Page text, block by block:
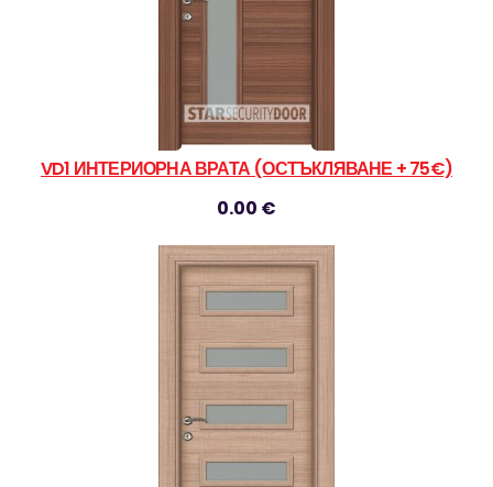
VD1 ИНТЕРИОРНА ВРАТА (ОСТЪКЛЯВАНЕ + 75€)
0.00 €